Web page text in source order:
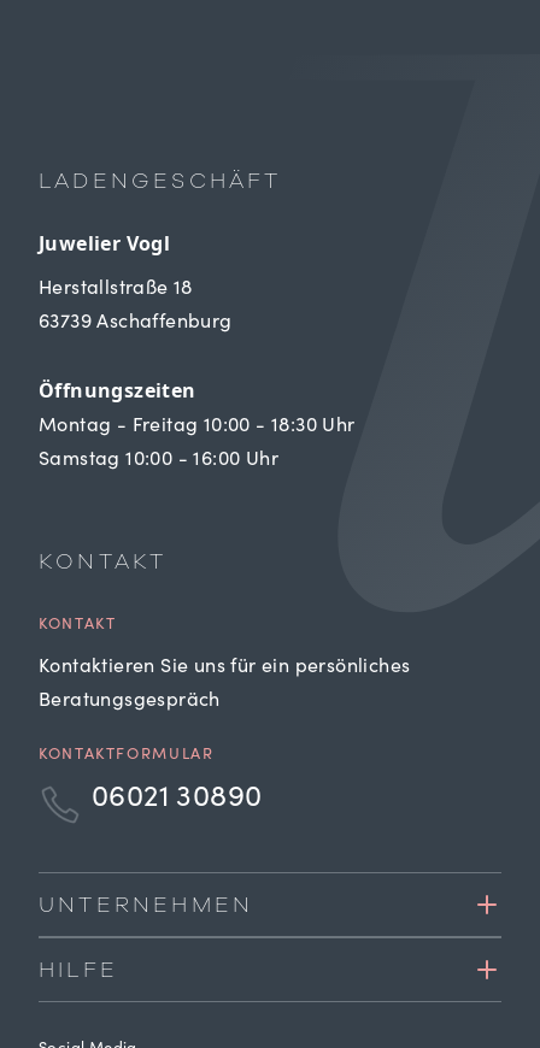
LADENGESCHÄFT
Juwelier Vogl
Herstallstraße 18
63739 Aschaffenburg
Öffnungszeiten
Montag - Freitag 10:00 - 18:30 Uhr
Samstag 10:00 - 16:00 Uhr
KONTAKT
KONTAKT
Kontaktieren Sie uns für ein persönliches
Beratungsgespräch
KONTAKTFORMULAR
06021 30890
UNTERNEHMEN
HILFE